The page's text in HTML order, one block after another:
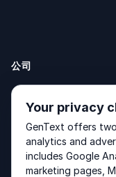
公司
关于我们
联系我们
产品
Your privacy
GenText offers
analytics and
includes Google
marketing pages,